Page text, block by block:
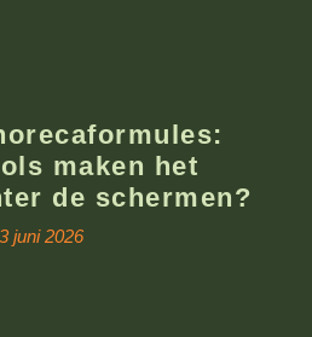
maken het
de schermen?
3 juni 2026